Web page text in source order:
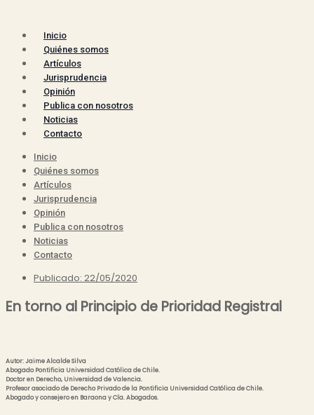
Inicio
Quiénes somos
Artículos
Jurisprudencia
Opinión
Publica con nosotros
Noticias
Contacto
Inicio
Quiénes somos
Artículos
Jurisprudencia
Opinión
Publica con nosotros
Noticias
Contacto
Publicado: 22/05/2020
En torno al Principio de Prioridad Registral
Autor: Jaime Alcalde Silva
Abogado Pontificia Universidad Católica de Chile.
Doctor en Derecho, Universidad de Valencia.
Profesor asociado de Derecho Privado de la Pontificia Universidad Católica de Chile.
Abogado y consejero en Baraona y Cía. Abogados.